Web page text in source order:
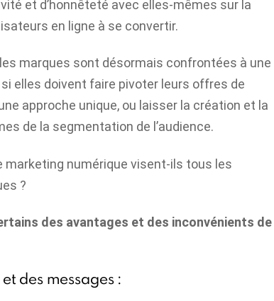
et d’honnêteté avec elles-mêmes sur la
en ligne à se convertir.
marques sont désormais confrontées à une
elles doivent faire pivoter leurs offres de
approche unique, ou laisser la création et la
de la segmentation de l’audience.
numérique visent-ils tous les
?
des avantages et des inconvénients de
des messages :